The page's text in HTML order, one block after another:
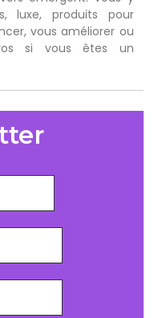
luxe, produits pour
vous améliorer ou
si vous êtes un